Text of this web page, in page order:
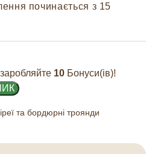
починається з 15
10 Бонуси(ів)!
та бордюрні троянди